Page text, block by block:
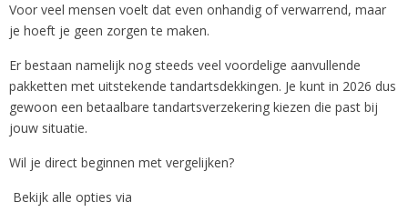
Voor veel mensen voelt dat even onhandig of verwarrend, maar
je hoeft je geen zorgen te maken.
Er bestaan namelijk nog steeds veel voordelige aanvullende
pakketten met uitstekende tandartsdekkingen. Je kunt in 2026 dus
gewoon een betaalbare tandartsverzekering kiezen die past bij
jouw situatie.
Wil je direct beginnen met vergelijken?
Bekijk alle opties via